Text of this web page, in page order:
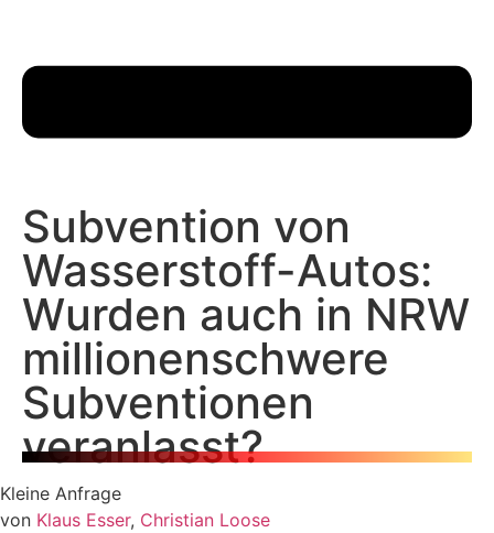
Subvention von
Wasserstoff-Autos:
Wurden auch in NRW
millionenschwere
Subventionen
veranlasst?
Kleine Anfrage
von Klaus Esser, Christian Loose